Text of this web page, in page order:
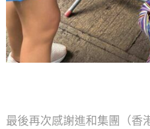
最後再次感謝進和集團（香